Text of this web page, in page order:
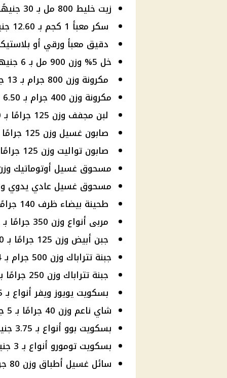
زيت خليط 800 مل بـ 30 جنيهًا.
سكر معبأ 1 كجم بـ 12.60 جنيه.
دقيق معبأ ورقي أو بلاستيكي 1 كجم بـ 18
خل 5% وزن 900 مل بـ 6 جنيهات.
مكرونة وزن 800 جرام بـ 13 جنيهًا.
مكرونة وزن 400 جرام بـ 6.50 جنيه.
لبن مجفف وزن 125 جرامًا بـ 25.50 جنيه.
صابون غسيل وزن 125 جرامًا بـ 3 جنيهات.
صابون تواليت وزن 125 جرامًا بـ 7.50 جنيه.
مسحوق غسيل أوتوماتيك وزن 800 جرام بـ 25
مسحوق غسيل عادي يدوي وزن 800 جرام بـ 16
طحينة بيضاء ظرف 140 جرامًا بـ 3.75 جنيه.
مربى أنواع وزن 350 جرامًا بـ 16 جنيهًا.
جبن أبيض وزن 125 جرامًا بـ 4.50 جنيه.
جبنة تتراباك وزن 500 جرام بـ 14 جنيهًا.
جبنة تتراباك وزن 250 جرامًا بـ 7.50 جنيه.
بسكويت يويوز ويفر أنواع بـ 2.75 جنيه.
شاي ناعم وزن 40 جرامًا بـ 5 جنيهات.
بسكويت بوو أنواع بـ 3.75 جنيه.
بسكويت تومورو أنواع بـ 3 جنيهات.
سائل غسيل أطباق وزن 80 جرامًا بـ 3 جنيهات.